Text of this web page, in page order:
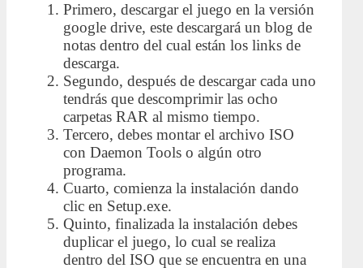
Primero, descargar el juego en la versión
google drive, este descargará un blog de
notas dentro del cual están los links de
descarga.
Segundo, después de descargar cada uno
tendrás que descomprimir las ocho
carpetas RAR al mismo tiempo.
Tercero, debes montar el archivo ISO
con Daemon Tools o algún otro
programa.
Cuarto, comienza la instalación dando
clic en Setup.exe.
Quinto, finalizada la instalación debes
duplicar el juego, lo cual se realiza
dentro del ISO que se encuentra en una